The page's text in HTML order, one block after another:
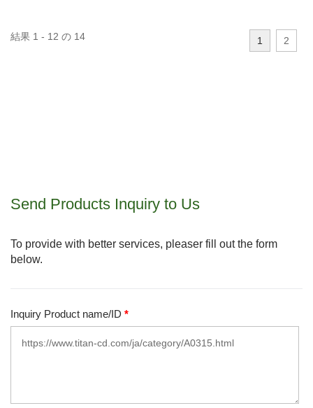
結果 1 - 12 の 14 1 2